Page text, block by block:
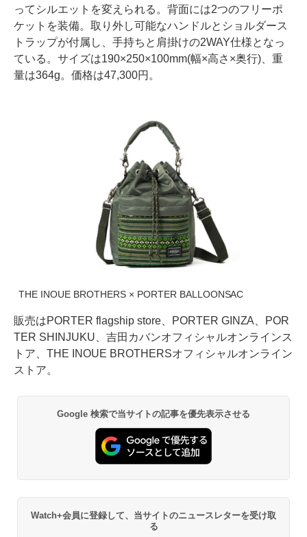
ってシルエットを変えられる。背面には2つのフリーポ
ケットを装備。取り外し可能なハンドルとショルダース
トラップが付属し、手持ちと肩掛けの2WAY仕様となっ
ている。サイズは190×250×100mm(幅×高さ×奥行)、重
量は364g。価格は47,300円。
THE INOUE BROTHERS × PORTER BALLOONSAC
販売はPORTER flagship store、PORTER GINZA、POR
TER SHINJUKU、吉田カバンオフィシャルオンラインス
トア、THE INOUE BROTHERSオフィシャルオンライン
ストア。
Google 検索で当サイトの記事を優先表示させる
Watch+会員に登録して、当サイトのニュースレターを受け取
る